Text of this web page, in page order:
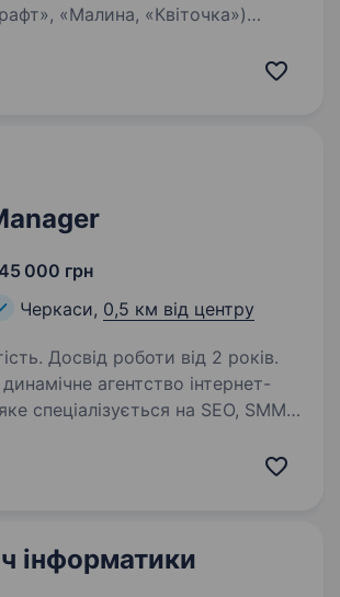
«Малина, «Квіточка»)
досвід розробки
000 грн
Черкаси, 0,5 км від центру
Досвід роботи від 2 років.
агентство інтернет-
спеціалізується на SEO, SMM,
Черкаси
інформатики